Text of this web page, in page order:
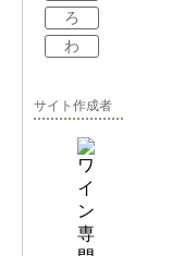
ろ
わ
サイト作成者